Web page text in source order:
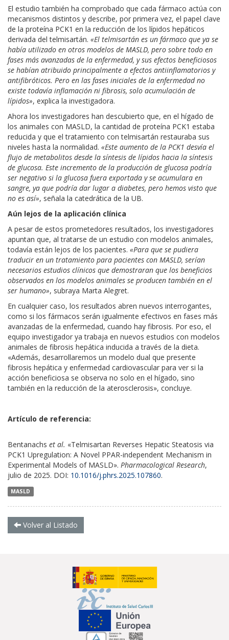
El estudio también ha comprobado que cada fármaco actúa con
mecanismos distintos y describe, por primera vez, el papel clave
de la proteína PCK1 en la reducción de los lípidos hepáticos
derivada del telmisartán. «El telmisartán es un fármaco que ya se
había utilizado en otros modelos de MASLD, pero sobre todo en
fases más avanzadas de la enfermedad, y sus efectos beneficiosos
se habían atribuido principalmente a efectos antiinflamatorios y
antifibróticos. Pero en las fases iniciales de la enfermedad no
existe todavía inflamación ni fibrosis, solo acumulación de
lípidos», explica la investigadora.
Ahora los investigadores han descubierto que, en el hígado de
los animales con MASLD, la cantidad de proteína PCK1 estaba
reducida y que el tratamiento con telmisartán restauraba sus
niveles hasta la normalidad. «Este aumento de la PCK1 desvía el
flujo de metabolitos desde la síntesis de lípidos hacia la síntesis
de glucosa. Este incremento de la producción de glucosa podría
ser negativo si la glucosa fuera exportada y se acumulara en
sangre, ya que podría dar lugar a diabetes, pero hemos visto que
no es así», señala la catedrática de la UB.
Aún lejos de la aplicación clínica
A pesar de estos prometedores resultados, los investigadores
apuntan que, al tratarse de un estudio con modelos animales,
todavía están lejos de los pacientes. «Para que se pudiera
traducir en un tratamiento para pacientes con MASLD, serían
necesarios estudios clínicos que demostraran que los beneficios
observados en los modelos animales se producen también en el
ser humano», subraya Marta Alegret.
En cualquier caso, los resultados abren nuevos interrogantes,
como si los fármacos serán igualmente efectivos en fases más
avanzadas de la enfermedad, cuando hay fibrosis. Por eso, el
equipo investigador ya trabaja en nuevos estudios con modelos
animales de fibrosis hepática inducida a través de la dieta.
«Además, desarrollaremos un modelo dual que presente
fibrosis hepática y enfermedad cardiovascular para ver si la
acción beneficiosa se observa no solo en el hígado, sino
también en la reducción de la aterosclerosis», concluye.
Artículo de referencia:
Bentanachs et al. «Telmisartan Reverses Hepatic Steatosis via
PCK1 Upregulation: A Novel PPAR-independent Mechanism in
Experimental Models of MASLD». Pharmacological Research,
julio de 2025. DOI: 10.1016/j.phrs.2025.107860.
MASLD
Volver al Listado